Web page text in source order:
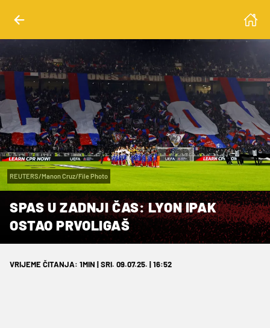
REUTERS/Manon Cruz/File Photo
SPAS U ZADNJI ČAS: LYON IPAK
OSTAO PRVOLIGAŠ
VRIJEME ČITANJA: 1MIN | SRI. 09.07.25. | 16:52